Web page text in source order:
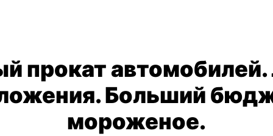
прокат
Больший
мороженое.